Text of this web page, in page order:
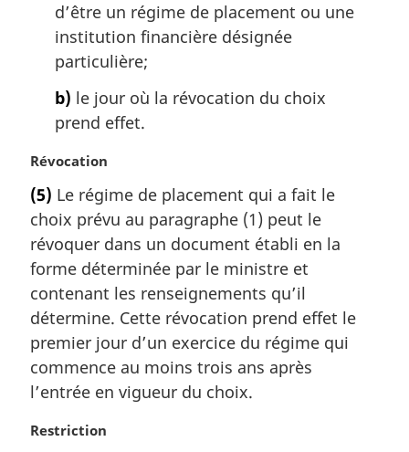
d’être un régime de placement ou une
institution financière désignée
particulière;
b) le jour où la révocation du choix
prend effet.
N
t
e
m
a
g
i
n
a
l
e
:
Révocation
(5) Le régime de placement qui a fait le
choix prévu au paragraphe (1) peut le
révoquer dans un document établi en la
forme déterminée par le ministre et
contenant les renseignements qu’il
détermine. Cette révocation prend effet le
premier jour d’un exercice du régime qui
commence au moins trois ans après
l’entrée en vigueur du choix.
N
Restriction